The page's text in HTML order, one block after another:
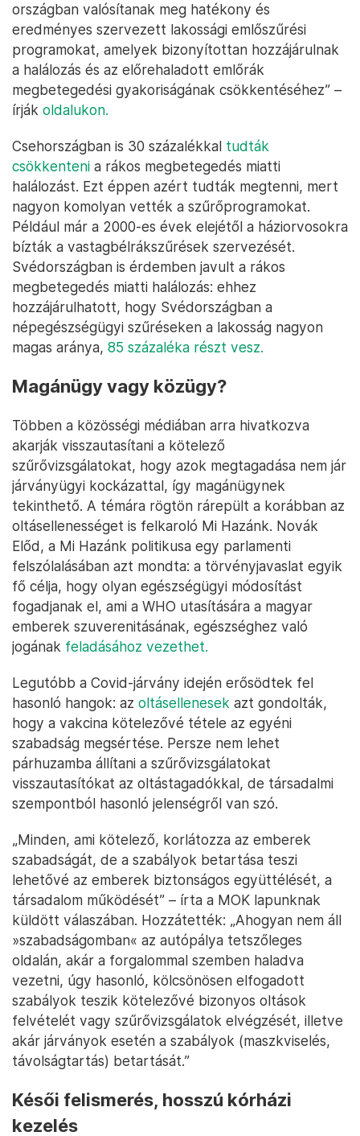
országban valósítanak meg hatékony és
eredményes szervezett lakossági emlőszűrési
programokat, amelyek bizonyítottan hozzájárulnak
a halálozás és az előrehaladott emlőrák
megbetegedési gyakoriságának csökkentéséhez” –
írják oldalukon.
Csehországban is 30 százalékkal tudták
csökkenteni a rákos megbetegedés miatti
halálozást. Ezt éppen azért tudták megtenni, mert
nagyon komolyan vették a szűrőprogramokat.
Például már a 2000-es évek elejétől a háziorvosokra
bízták a vastagbélrákszűrések szervezését.
Svédországban is érdemben javult a rákos
megbetegedés miatti halálozás: ehhez
hozzájárulhatott, hogy Svédországban a
népegészségügyi szűréseken a lakosság nagyon
magas aránya, 85 százaléka részt vesz.
Magánügy vagy közügy?
Többen a közösségi médiában arra hivatkozva
akarják visszautasítani a kötelező
szűrővizsgálatokat, hogy azok megtagadása nem jár
járványügyi kockázattal, így magánügynek
tekinthető. A témára rögtön rárepült a korábban az
oltásellenességet is felkaroló Mi Hazánk. Novák
Előd, a Mi Hazánk politikusa egy parlamenti
felszólalásában azt mondta: a törvényjavaslat egyik
fő célja, hogy olyan egészségügyi módosítást
fogadjanak el, ami a WHO utasítására a magyar
emberek szuverenitásának, egészséghez való
jogának feladásához vezethet.
Legutóbb a Covid-járvány idején erősödtek fel
hasonló hangok: az oltásellenesek azt gondolták,
hogy a vakcina kötelezővé tétele az egyéni
szabadság megsértése. Persze nem lehet
párhuzamba állítani a szűrővizsgálatokat
visszautasítókat az oltástagadókkal, de társadalmi
szempontból hasonló jelenségről van szó.
„Minden, ami kötelező, korlátozza az emberek
szabadságát, de a szabályok betartása teszi
lehetővé az emberek biztonságos együttélését, a
társadalom működését” – írta a MOK lapunknak
küldött válaszában. Hozzátették: „Ahogyan nem áll
»szabadságomban« az autópálya tetszőleges
oldalán, akár a forgalommal szemben haladva
vezetni, úgy hasonló, kölcsönösen elfogadott
szabályok teszik kötelezővé bizonyos oltások
felvételét vagy szűrővizsgálatok elvégzését, illetve
akár járványok esetén a szabályok (maszkviselés,
távolságtartás) betartását.”
Késői felismerés, hosszú kórházi
kezelés